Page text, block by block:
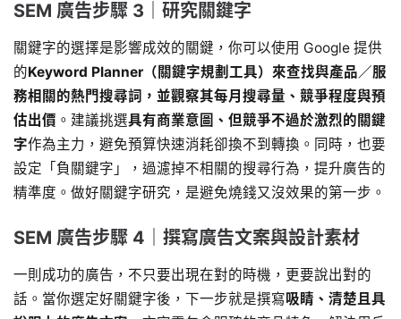
SEM 廣告步驟 3｜研究關鍵字
關鍵字的選擇是影響成效的關鍵，你可以使用 Google 提供
的Keyword Planner（關鍵字規劃工具）來查找與產品／服
務相關的熱門搜尋詞，並觀察其每月搜尋量、競爭程度與預
估出價 。建議挑選具有商業意圖、但競爭不過於激烈的關鍵
字作為主力，避免預算快速消耗卻換不到轉換。同時，也要
設定「負關鍵字」，過濾掉不相關的搜尋行為，提升廣告的
精準度。做好關鍵字研究，是避免燒錢又沒效果的第一步。
SEM 廣告步驟 4｜撰寫廣告文案與設計素材
一則成功的廣告，不只要出現在對的時機，更要說出對的
話。當你選定好關鍵字後，下一步就是撰寫吸睛、清楚且具